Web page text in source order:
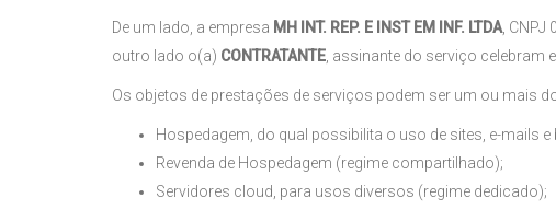
De um lado, a empresa MH INT. REP. E INST EM INF. LTDA ,
outro lado o(a) CONTRATANTE , assinante do serviço
Os objetos de prestações de serviços podem ser um ou mais
Hospedagem, do qual possibilita o uso de sites, e-mails
Revenda de Hospedagem (regime compartilhado);
Servidores cloud, para usos diversos (regime dedicado);